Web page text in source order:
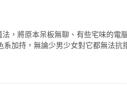
，將原本呆板無聊、有些宅味的電
加持，無論少男少女對它都無法抗